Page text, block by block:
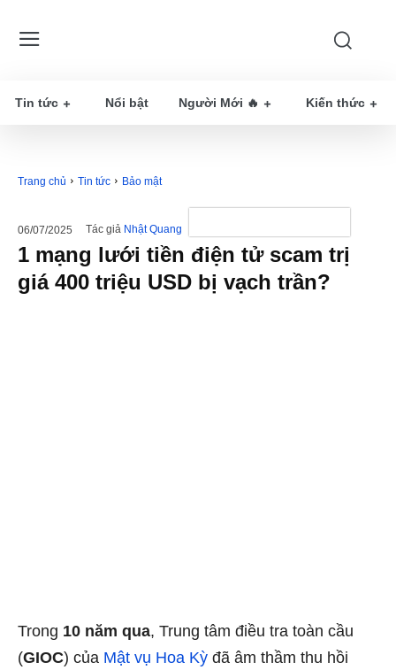
Tin tức Nổi bật Người Mới 🔥 Kiến thức
Trang chủ Tin tức Bảo mật
06/07/2025 Tác giả Nhật Quang
1 mạng lưới tiền điện tử scam trị
giá 400 triệu USD bị vạch trần?
Trong 10 năm qua, Trung tâm điều tra toàn cầu
(GIOC) của Mật vụ Hoa Kỳ đã âm thầm thu hồi